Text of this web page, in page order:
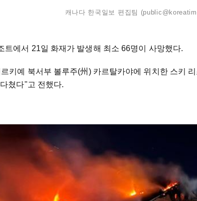
캐나다 한국일보 편집팀
트에서 21일 화재가 발생해 최소 66명이 사망했다.
키예 북서부 볼루주(州) 카르탈카야에 위치한 스키
쳤다"고 전했다.